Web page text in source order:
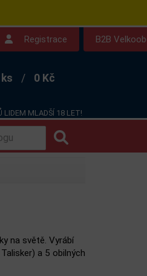
Registrace B2B
ks / 0 Kč
LIDEM MLADŠÍ 18 LET!
na světě. Vyrábí
a 5 obilných